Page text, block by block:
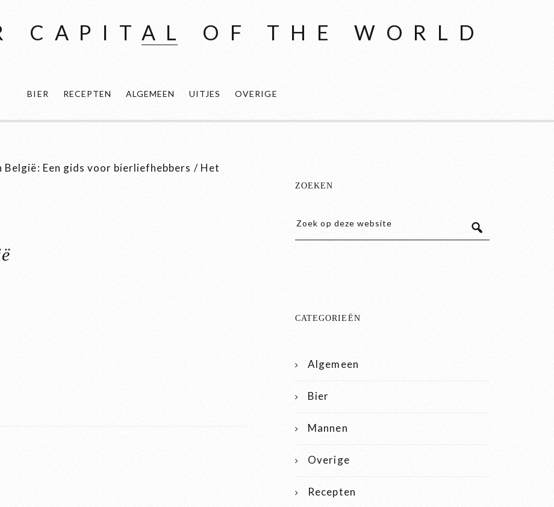
CAPITAL OF THE WORLD
BIER RECEPTEN ALGEMEEN UITJES OVERIGE
België: Een gids voor bierliefhebbers /Het
ZOEKEN
CATEGORIEËN
Algemeen
Bier
Mannen
Overige
Recepten